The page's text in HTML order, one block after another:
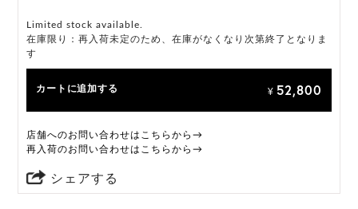
Limited stock available.
在庫限り：再入荷未定のため、在庫がなくなり次第終了となりま
す
カートに追加する ¥ 52,800
店舗へのお問い合わせはこちらから→
再入荷のお問い合わせはこちらから→
シェアする